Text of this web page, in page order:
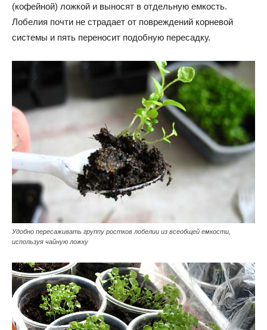
(кофейной) ложкой и выносят в отдельную емкость.
Лобелия почти не страдает от повреждений корневой
системы и пять переносит подобную пересадку.
Удобно пересаживать группу ростков лобелии из всеобщей емкости,
используя чайную ложку